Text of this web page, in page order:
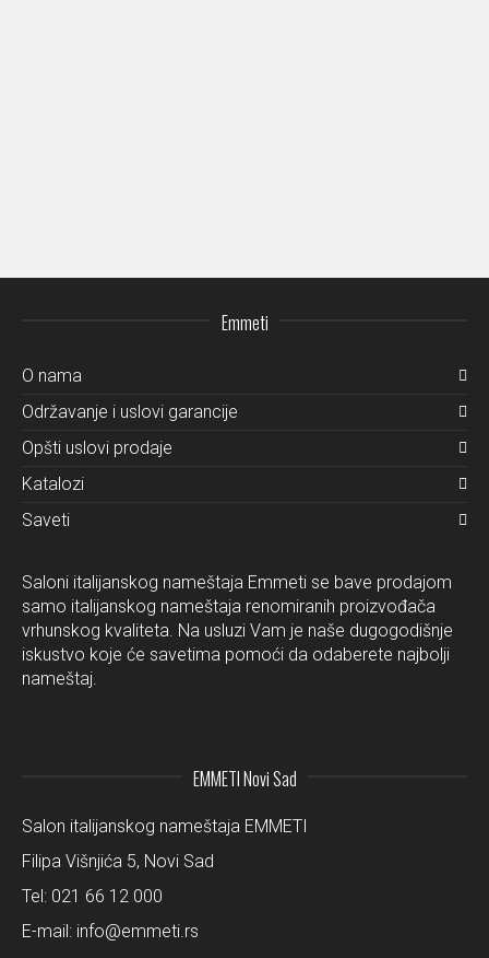
Emmeti
O nama
Održavanje i uslovi garancije
Opšti uslovi prodaje
Katalozi
Saveti
Saloni italijanskog nameštaja Emmeti se bave prodajom
samo italijanskog nameštaja renomiranih proizvođača
vrhunskog kvaliteta. Na usluzi Vam je naše dugogodišnje
iskustvo koje će savetima pomoći da odaberete najbolji
nameštaj.
EMMETI Novi Sad
Salon italijanskog nameštaja EMMETI
Filipa Višnjića 5, Novi Sad
Tel: 021 66 12 000
E-mail: info@emmeti.rs